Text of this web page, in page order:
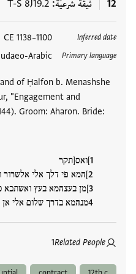
12 ثيقة شرعيّة T-S 8J19.2
Inferred date
1100–1138 CE
Primary language
Arabic
of Ḥalfon b. Menashshe
"Engagement and
Groom: Aharon. Bride:
]ואס[תקר
]המא פי דלך אלי אלשרור
]מן בעצהמא בעץ
מנהמא בדרך שלום אלי
Related People
1
العلامات